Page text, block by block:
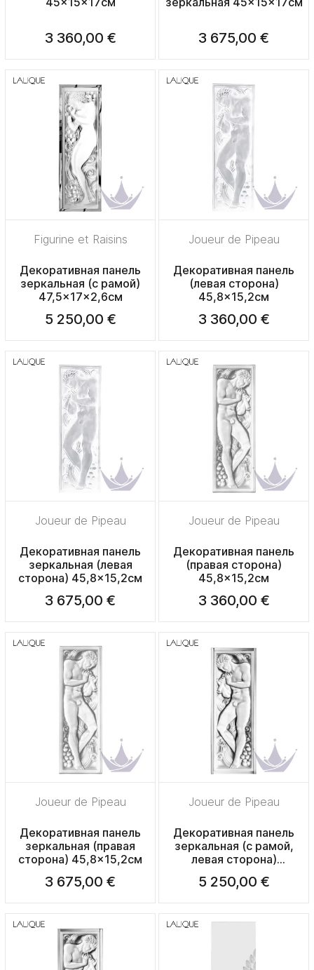
3 360,00 € 3 675,00 €
Figurine et Raisins
Декоративная панель
зеркальная (с рамой)
47,5x17x2,6см
5 250,00 €
Joueur de Pipeau
Декоративная панель
(левая сторона)
45,8x15,2см
3 360,00 €
Joueur de Pipeau
Декоративная панель
зеркальная (левая
сторона) 45,8x15,2см
3 675,00 €
Joueur de Pipeau
Декоративная панель
(правая сторона)
45,8x15,2см
3 360,00 €
Joueur de Pipeau
Декоративная панель
зеркальная (правая
сторона) 45,8x15,2см
3 675,00 €
Joueur de Pipeau
Декоративная панель
зеркальная (с рамой,
левая сторона)
5 250,00 €